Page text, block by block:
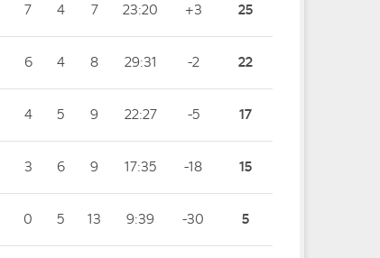
7 4 7 23:20 +3 25
6 4 8 29:31 -2 22
4 5 9 22:27 -5 17
3 6 9 17:35 -18 15
0 5 13 9:39 -30 5